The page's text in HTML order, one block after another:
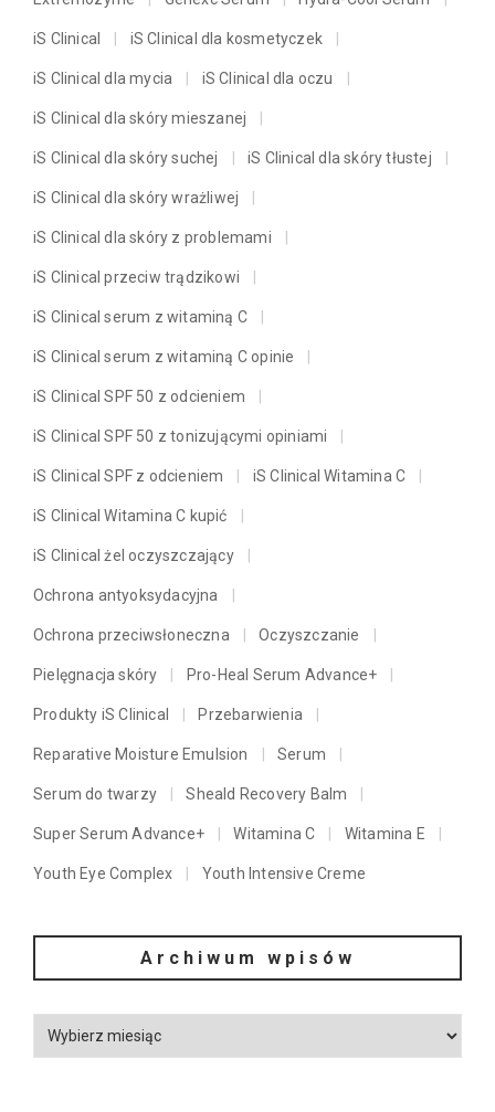
iS Clinical iS Clinical dla kosmetyczek
iS Clinical dla mycia iS Clinical dla oczu
iS Clinical dla skóry mieszanej
iS Clinical dla skóry suchej iS Clinical dla skóry tłustej
iS Clinical dla skóry wrażliwej
iS Clinical dla skóry z problemami
iS Clinical przeciw trądzikowi
iS Clinical serum z witaminą C
iS Clinical serum z witaminą C opinie
iS Clinical SPF 50 z odcieniem
iS Clinical SPF 50 z tonizującymi opiniami
iS Clinical SPF z odcieniem iS Clinical Witamina C
iS Clinical Witamina C kupić
iS Clinical żel oczyszczający
Ochrona antyoksydacyjna
Ochrona przeciwsłoneczna Oczyszczanie
Pielęgnacja skóry Pro-Heal Serum Advance+
Produkty iS Clinical Przebarwienia
Reparative Moisture Emulsion Serum
Serum do twarzy Sheald Recovery Balm
Super Serum Advance+ Witamina C Witamina E
Youth Eye Complex Youth Intensive Creme
Archiwum wpisów